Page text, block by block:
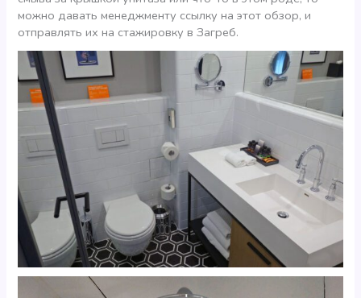
можно давать менеджменту ссылку на этот обзор, и
отправлять их на стажировку в Загреб.